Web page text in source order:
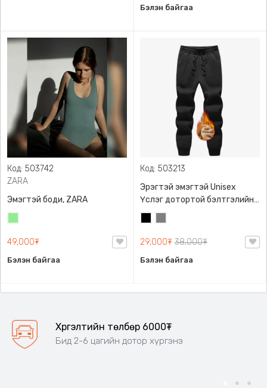
Бэлэн байгаа
Код: 503742
ZARA
Эмэгтэй боди, ZARA
49,000₮
Бэлэн байгаа
Код: 503213
Эрэгтэй эмэгтэй Unisex
Үслэг дотортой бэлтгэлийн
өмд,
29,000₮ 38,000₮
Бэлэн байгаа
Хүргэлтийн төлбөр 6000₮
Бид 2-6 цагийн дотор хүргэнэ